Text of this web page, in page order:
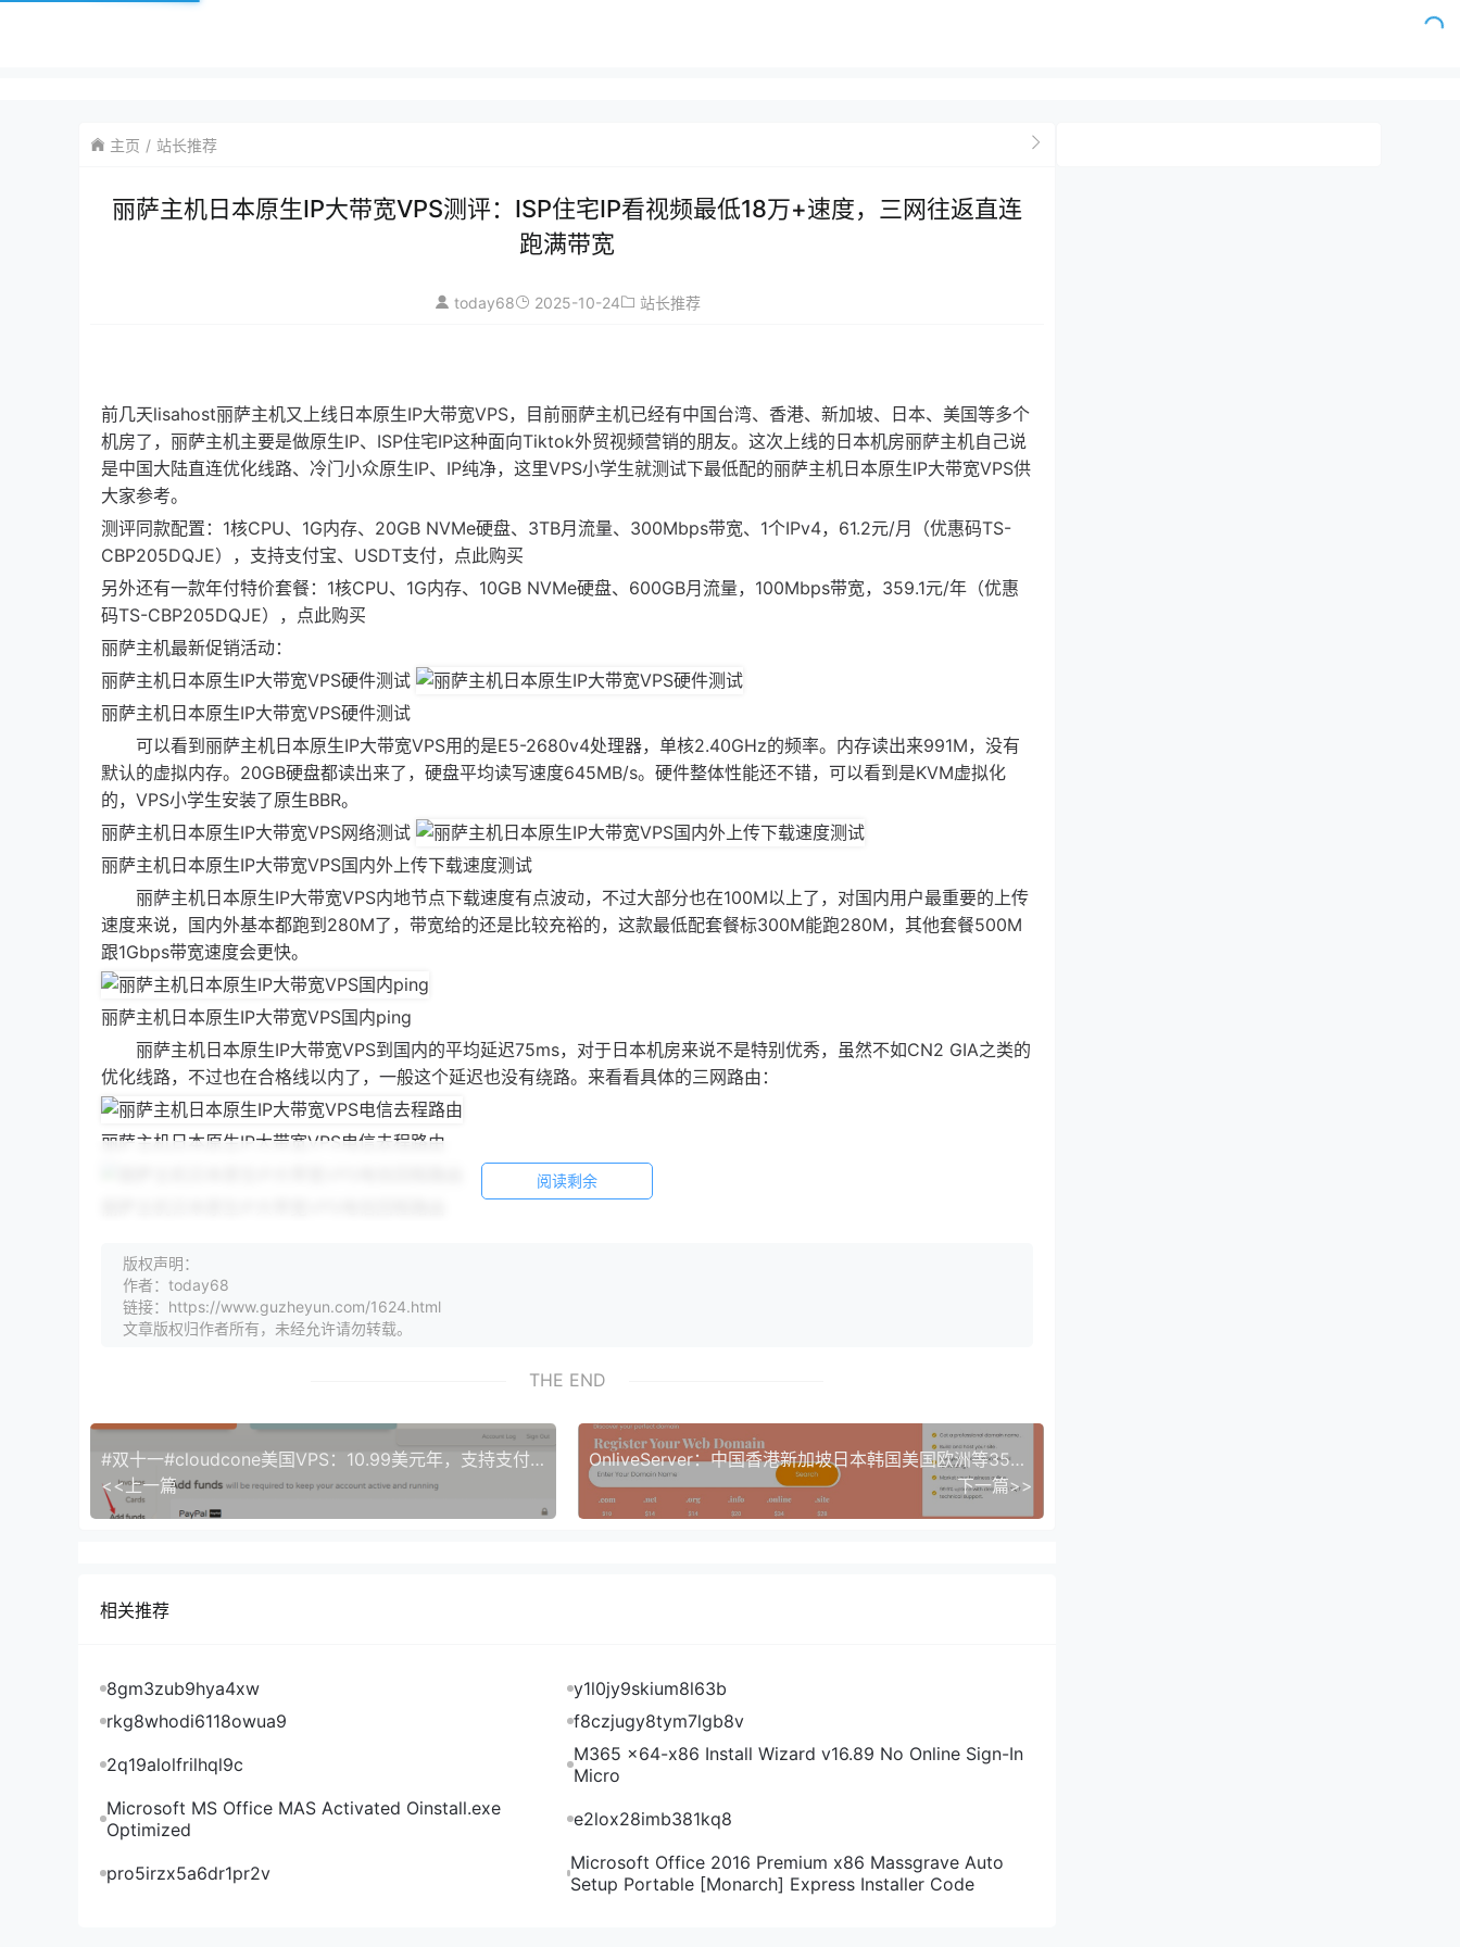
主页 站长推荐
丽萨主机日本原生IP大带宽VPS测评：ISP住宅IP看视频最低18万+速度，三网往返直连
跑满带宽
today68 2025-10-24 站长推荐
前几天lisahost丽萨主机又上线日本原生IP大带宽VPS，目前丽萨主机已经有中国台湾、香港、新加坡、日本、美国等多个
机房了，丽萨主机主要是做原生IP、ISP住宅IP这种面向Tiktok外贸视频营销的朋友。这次上线的日本机房丽萨主机自己说
是中国大陆直连优化线路、冷门小众原生IP、IP纯净，这里VPS小学生就测试下最低配的丽萨主机日本原生IP大带宽VPS供
大家参考。
测评同款配置：1核CPU、1G内存、20GB NVMe硬盘、3TB月流量、300Mbps带宽、1个IPv4，61.2元/月（优惠码TS-
CBP205DQJE），支持支付宝、USDT支付，点此购买
另外还有一款年付特价套餐：1核CPU、1G内存、10GB NVMe硬盘、600GB月流量，100Mbps带宽，359.1元/年（优惠
码TS-CBP205DQJE），点此购买
丽萨主机最新促销活动：
丽萨主机日本原生IP大带宽VPS硬件测试
丽萨主机日本原生IP大带宽VPS硬件测试
可以看到丽萨主机日本原生IP大带宽VPS用的是E5-2680v4处理器，单核2.40GHz的频率。内存读出来991M，没有
默认的虚拟内存。20GB硬盘都读出来了，硬盘平均读写速度645MB/s。硬件整体性能还不错，可以看到是KVM虚拟化
的，VPS小学生安装了原生BBR。
丽萨主机日本原生IP大带宽VPS网络测试
丽萨主机日本原生IP大带宽VPS国内外上传下载速度测试
丽萨主机日本原生IP大带宽VPS内地节点下载速度有点波动，不过大部分也在100M以上了，对国内用户最重要的上传
速度来说，国内外基本都跑到280M了，带宽给的还是比较充裕的，这款最低配套餐标300M能跑280M，其他套餐500M
跟1Gbps带宽速度会更快。
丽萨主机日本原生IP大带宽VPS国内ping
丽萨主机日本原生IP大带宽VPS到国内的平均延迟75ms，对于日本机房来说不是特别优秀，虽然不如CN2 GIA之类的
优化线路，不过也在合格线以内了，一般这个延迟也没有绕路。来看看具体的三网路由：
丽萨主机日本原生IP大带宽VPS电信去程路由
丽萨主机日本原生IP大带宽VPS联通去程路由
丽萨主机日本原生IP大带宽VPS联通回程路由
丽萨主机日本原生IP大带宽VPS移动回程路由
可以看到，丽萨主机日本原生IP大带宽VPS电信去程走NTT直连东京，回程也是直连回程；联通去程同样走NTT直
丽萨主机日本原生IP大带宽VPS是否原生IP检测
丽萨主机日本原生IP大带宽VPS Tiktok解锁能力测试
丽萨主机日本原生IP大带宽VPS北美流媒体解锁能力测试
Tiktok、日本Netflix、日本亚马逊和大部分日区流媒体和游戏平台，大家可以看看有没有自己需要的解锁能力。
阅读剩余
版权声明：
作者：today68
链接：https://www.guzheyun.com/1624.html
文章版权归作者所有，未经允许请勿转载。
THE END
#双十一#cloudcone美国VPS：10.99美元年，支持支付宝Paypal，新用户7天退款保证
<<上一篇
OnliveServer：中国香港新加坡日本韩国美国欧洲等35个机房，支持支付宝银联Paypal
下一篇>>
相关推荐
8gm3zub9hya4xw
y1l0jy9skium8l63b
rkg8whodi6118owua9
f8czjugy8tym7lgb8v
2q19alolfrilhql9c
M365 x64-x86 Install Wizard v16.89 No Online Sign-In
Micro
Microsoft MS Office MAS Activated Oinstall.exe
Optimized
e2lox28imb381kq8
pro5irzx5a6dr1pr2v
Microsoft Office 2016 Premium x86 Massgrave Auto
Setup Portable [Monarch] Express Installer Code